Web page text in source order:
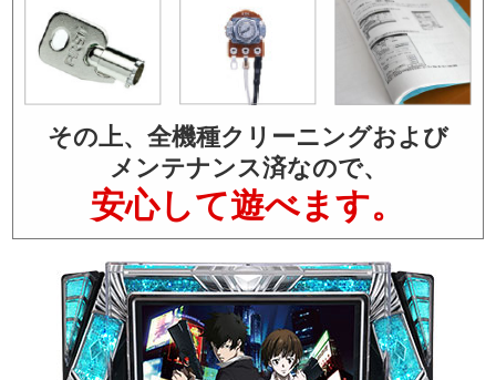
その上、全機種クリーニングおよび
メンテナンス済なので、
安心して遊べます。